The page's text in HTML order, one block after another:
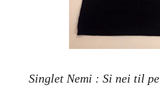
Singlet Nemi : Si nei til